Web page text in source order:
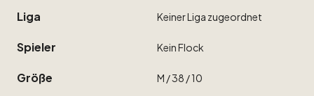
Liga KeinerLiga zugeordnet
Spieler KeinFlock
Größe M ​/​38 ​/​10